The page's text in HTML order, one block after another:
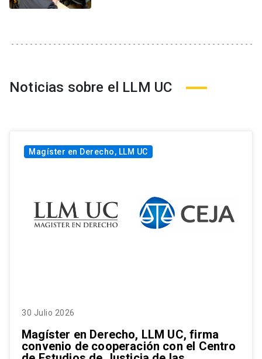
Noticias sobre el LLM UC
Magíster en Derecho, LLM UC
30 Julio 2026
Magíster en Derecho, LLM UC, firma
convenio de cooperación con el Centro